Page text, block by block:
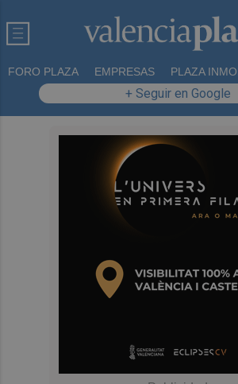
FORO PLAZA EMPRESAS PLAZA
+ Seguir en Google